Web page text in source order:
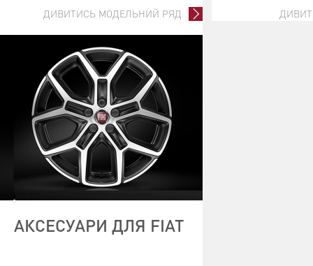
ДИВИТИСЬ МОДЕЛЬНИЙ РЯД
АКСЕСУАРИ ДЛЯ FIAT